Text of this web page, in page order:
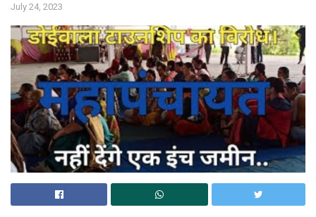
July 24, 2023